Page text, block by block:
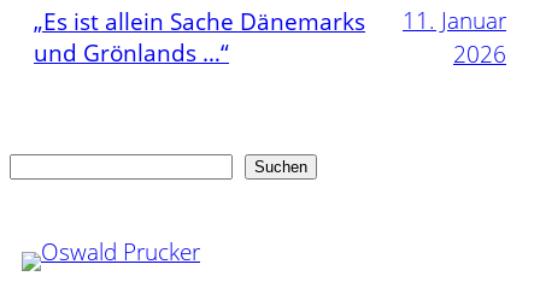
„Es ist allein Sache Dänemarks
und Grönlands …“
11. Januar
2026
Suchen